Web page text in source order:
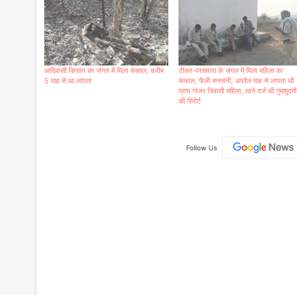
आदिवासी किसान का जंगल में मिला कंकाल, करीब
5 माह से था लापता
टीकर-परसवारा के जंगल में मिला महिला का
कंकाल, फैली सनसनी, अप्रैल माह से लापता थी
ग्राम गांजर निवासी महिला, थाने दर्ज थी गुमशुदगी
की रिपोर्ट
Follow Us